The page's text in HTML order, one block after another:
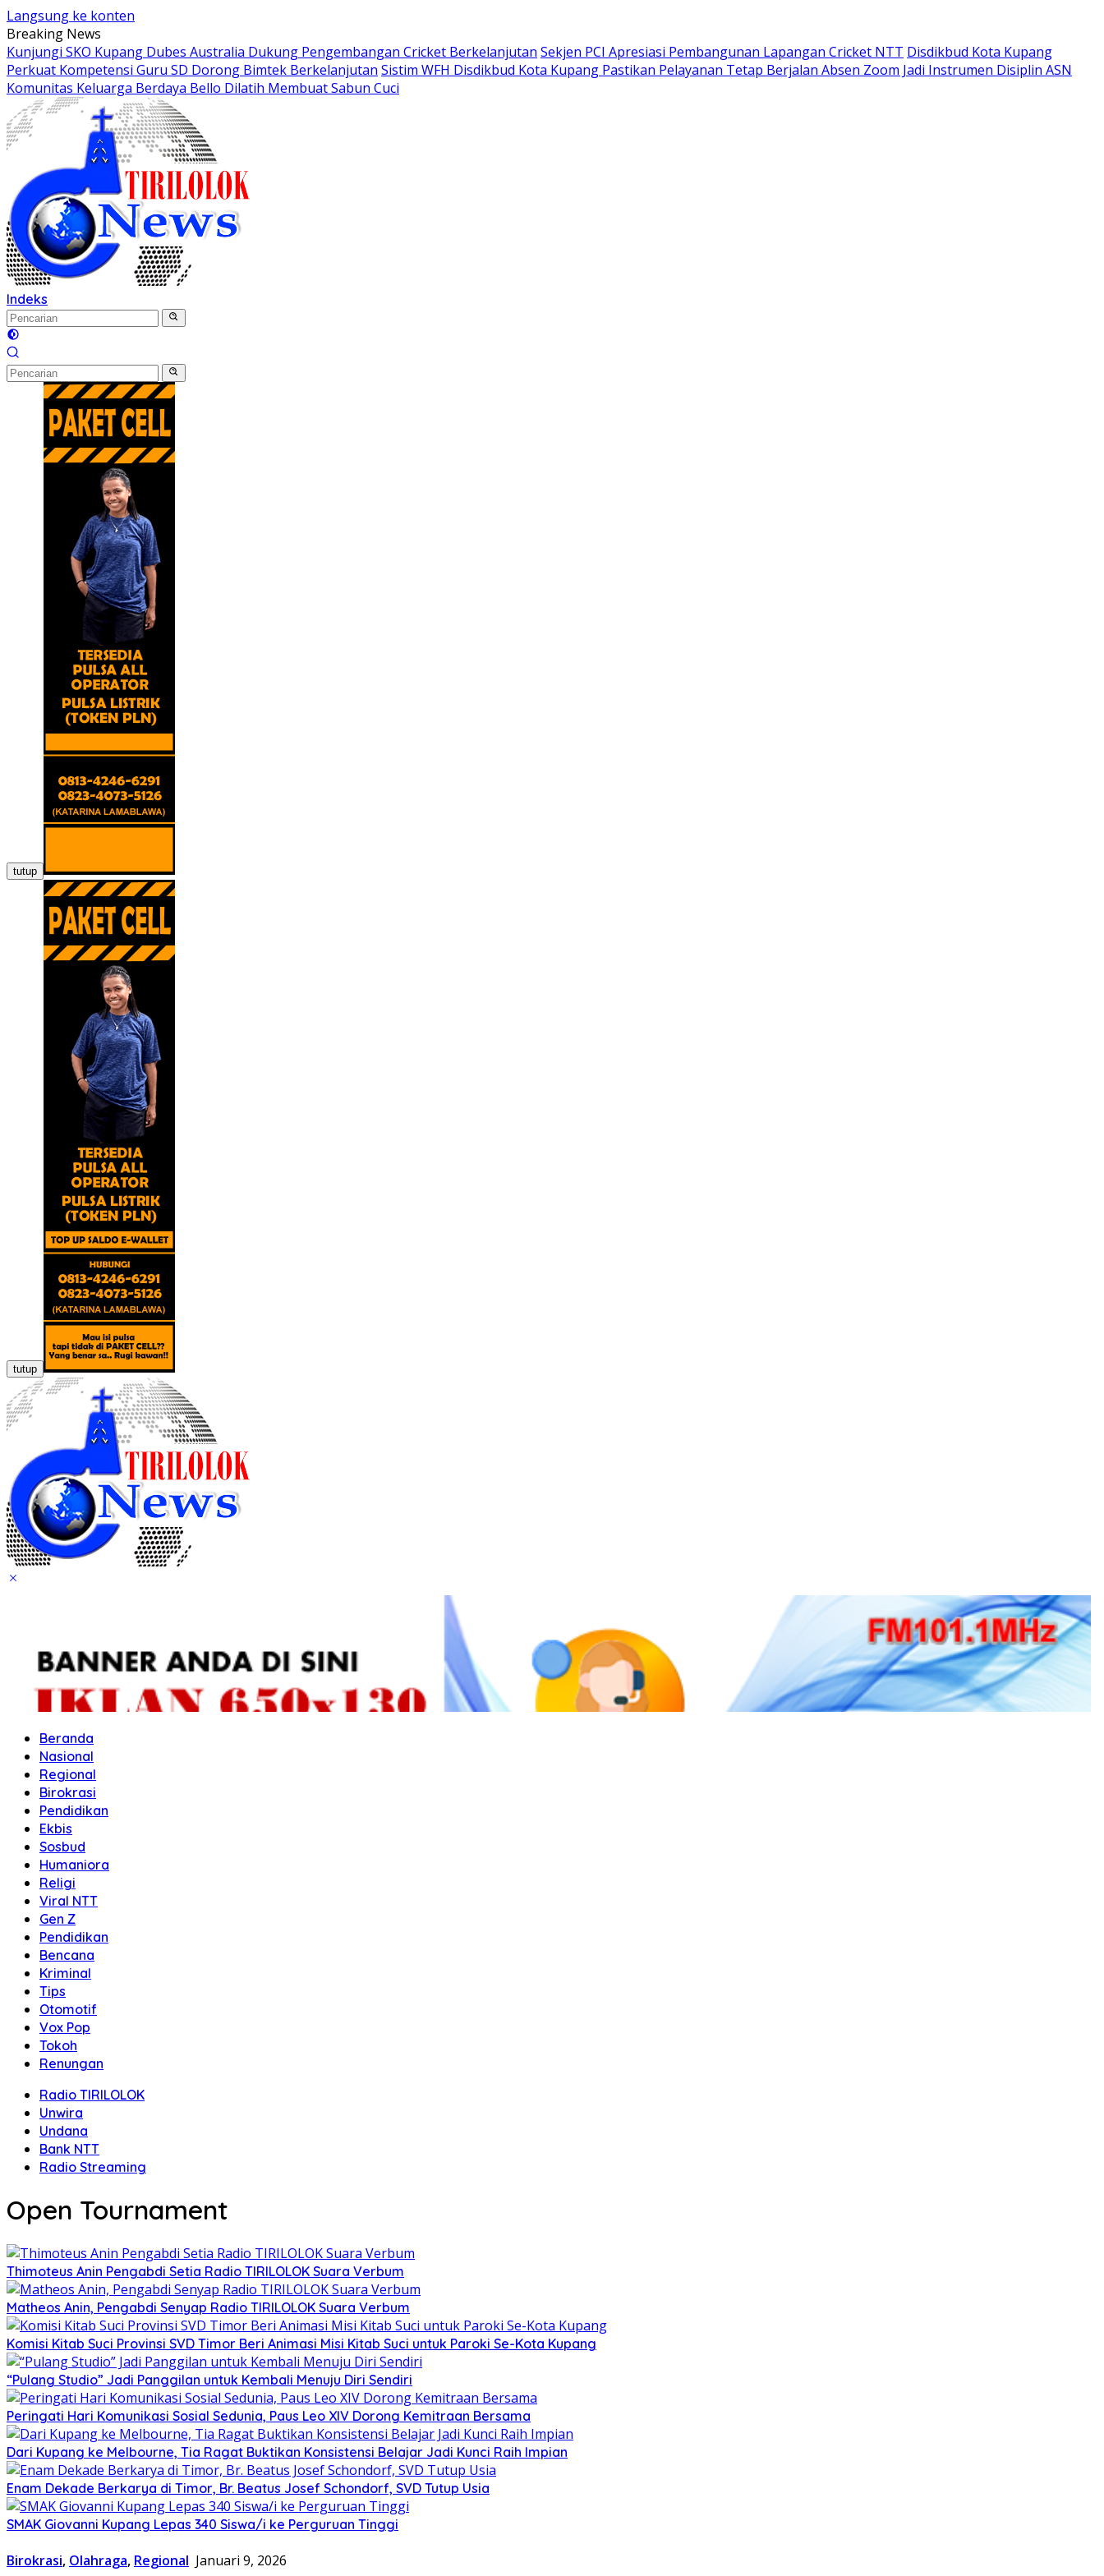
Langsung ke konten
Breaking News
Kunjungi SKO Kupang Dubes Australia Dukung Pengembangan Cricket Berkelanjutan Sekjen PCI Apresiasi Pembangunan Lapangan Cricket NTT Disdikbud Kota Kupang
Perkuat Kompetensi Guru SD Dorong Bimtek Berkelanjutan Sistim WFH Disdikbud Kota Kupang Pastikan Pelayanan Tetap Berjalan Absen Zoom Jadi Instrumen Disiplin ASN
Komunitas Keluarga Berdaya Bello Dilatih Membuat Sabun Cuci
Indeks
tutup
tutup
Beranda
Nasional
Regional
Birokrasi
Pendidikan
Ekbis
Sosbud
Humaniora
Religi
Viral NTT
Gen Z
Pendidikan
Bencana
Kriminal
Tips
Otomotif
Vox Pop
Tokoh
Renungan
Radio TIRILOLOK
Unwira
Undana
Bank NTT
Radio Streaming
Open Tournament
Thimoteus Anin Pengabdi Setia Radio TIRILOLOK Suara Verbum
Matheos Anin, Pengabdi Senyap Radio TIRILOLOK Suara Verbum
Komisi Kitab Suci Provinsi SVD Timor Beri Animasi Misi Kitab Suci untuk Paroki Se-Kota Kupang
“Pulang Studio” Jadi Panggilan untuk Kembali Menuju Diri Sendiri
Peringati Hari Komunikasi Sosial Sedunia, Paus Leo XIV Dorong Kemitraan Bersama
Dari Kupang ke Melbourne, Tia Ragat Buktikan Konsistensi Belajar Jadi Kunci Raih Impian
Enam Dekade Berkarya di Timor, Br. Beatus Josef Schondorf, SVD Tutup Usia
SMAK Giovanni Kupang Lepas 340 Siswa/i ke Perguruan Tinggi
Birokrasi, Olahraga, Regional Januari 9, 2026